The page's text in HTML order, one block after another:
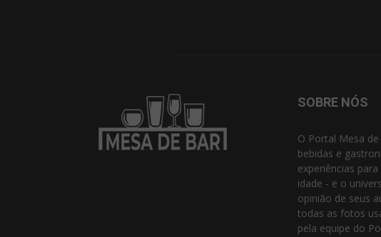
SOBRE NÓS
O Portal Mesa
bebidas e
experiências
idade - e o
opinião de seus
todas as fotos
pela equipe do